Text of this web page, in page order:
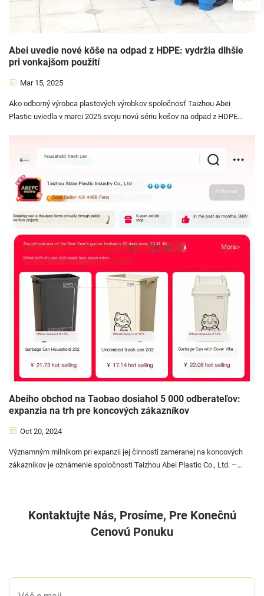
Abei uvedie nové kôše na odpad z HDPE: vydržia dlhšie
pri vonkajšom použití
Mar 15, 2025
Ako odborný výrobca plastových výrobkov spoločnosť Taizhou Abei
Plastic uviedla v marci 2025 svoju novú sériu košov na odpad z HDPE,
Abeiho obchod na Taobao dosiahol 5 000 odberateľov:
expanzia na trh pre koncových zákazníkov
Oct 20, 2024
Významným milníkom pri expanzii jej činnosti zameranej na koncových
zákazníkov je oznámenie spoločnosti Taizhou Abei Plastic Co., Ltd. –
Kontaktujte Nás, Prosíme, Pre Konečnú
Cenovú Ponuku